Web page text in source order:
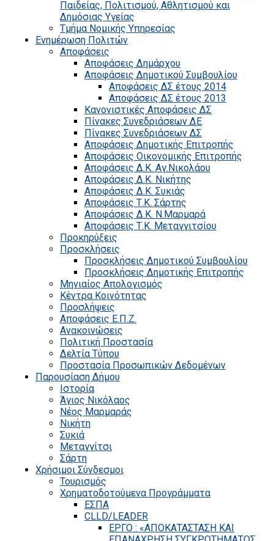
Παιδείας, Πολιτισμού, Αθλητισμού και
Δημόσιας Υγείας
Τμήμα Νομικής Υπηρεσίας
Ενημέρωση Πολιτών
Αποφάσεις
Αποφάσεις Δημάρχου
Αποφάσεις Δημοτικού Συμβουλίου
Αποφάσεις ΔΣ έτους 2014
Αποφάσεις ΔΣ έτους 2013
Κανονιστικές Αποφάσεις ΔΣ
Πίνακες Συνεδριάσεων ΔΕ
Πίνακες Συνεδριάσεων ΔΣ
Αποφάσεις Δημοτικής Επιτροπής
Αποφάσεις Οικονομικής Επιτροπής
Αποφάσεις Δ.Κ. Αγ.Νικολάου
Αποφάσεις Δ.Κ. Νικήτης
Αποφάσεις Δ.Κ. Συκιάς
Αποφάσεις Τ.Κ. Σάρτης
Αποφάσεις Δ.Κ. Ν.Μαρμαρά
Αποφάσεις Τ.Κ. Μεταγγιτσίου
Προκηρύξεις
Προσκλήσεις
Προσκλήσεις Δημοτικού Συμβουλίου
Προσκλήσεις Δημοτικής Επιτροπής
Μηνιαίος Απολογισμός
Κέντρα Κοινότητας
Προσλήψεις
Αποφάσεις Ε.Π.Ζ.
Ανακοινώσεις
Πολιτική Προστασία
Δελτία Τύπου
Προστασία Προσωπικών Δεδομένων
Παρουσίαση Δήμου
Ιστορία
Άγιος Νικόλαος
Νέος Μαρμαράς
Νικήτη
Συκιά
Μεταγγίτσι
Σάρτη
Χρήσιμοι Σύνδεσμοι
Τουρισμός
Χρηματοδοτούμενα Προγράμματα
ΕΣΠΑ
CLLD/LEADER
ΕΡΓΟ : «ΑΠΟΚΑΤΑΣΤΑΣΗ ΚΑΙ